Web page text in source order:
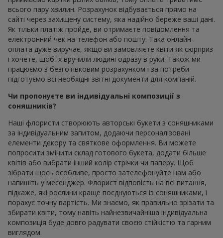
всього пару хвилин. Розрахунок відбувається прямо на
сайті через захищену систему, яка надійно береже ваші дані.
Як тільки платіж пройде, ви отримаєте повідомлення та
електронний чек на телефон або пошту. Така онлайн-
оплата дуже виручає, якщо ви замовляєте квіти як сюрприз
і хочете, щоб їх вручили людині одразу в руки. Також ми
працюємо з безготівковим розрахунком і за потреби
підготуємо всі необхідні звітні документи для компаній.
Чи пропонуєте ви індивідуальні композиції з
соняшників?
Наші флористи створюють авторські букети з соняшниками
за індивідуальним запитом, додаючи персоналізовані
елементи декору та святкове оформлення. Ви можете
попросити змінити склад готового букета, додати більше
квітів або вибрати інший колір стрічки чи паперу. Щоб
зібрати щось особливе, просто зателефонуйте нам або
напишіть у месенджер. Флорист відповість на всі питання,
підкаже, які рослини краще поєднуються із соняшниками, і
порахує точну вартість. Ми знаємо, як правильно зрізати та
збирати квіти, тому навіть найнезвичайніша індивідуальна
композиція буде довго радувати своєю стійкістю та гарним
виглядом.